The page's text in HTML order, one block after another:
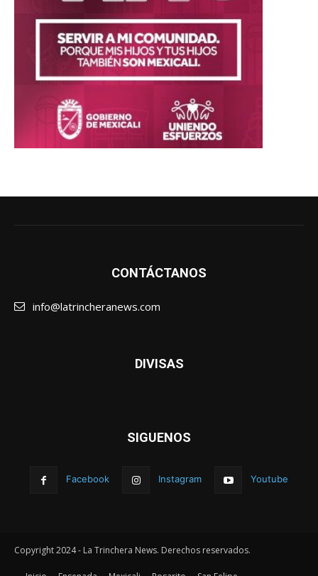
CONTÁCTANOS
info@latrincheranews.com
DIVISAS
SIGUENOS
Facebook Instagram Youtube
Copyright 2024 - La Trinchera News. Derechos reservados.